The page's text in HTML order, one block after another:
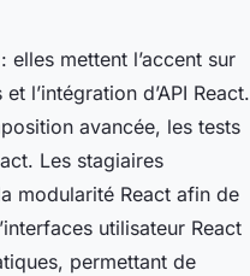
elles mettent l’accent sur
l’intégration d’API React.
avancée, les tests
Les stagiaires
modularité React afin de
utilisateur React
permettant de